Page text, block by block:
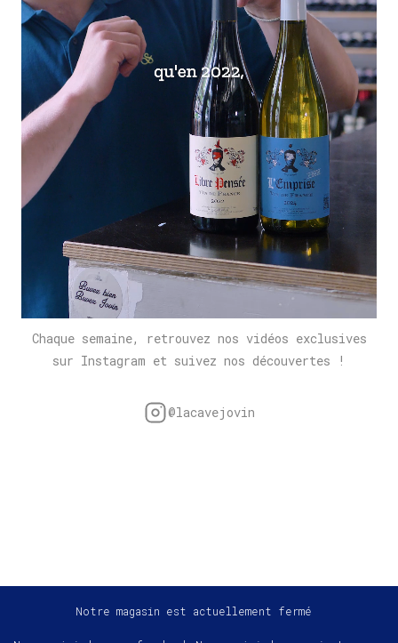
Chaque semaine, retrouvez nos vidéos exclusives
sur Instagram et suivez nos découvertes !
@lacavejovin
Notre magasin est actuellement fermé